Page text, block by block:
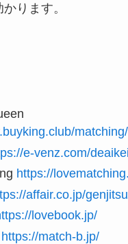
ります。
matching/
e-venz.com/
https://
affair.co.jp/
lovebook.jp/
https://match-b.jp/